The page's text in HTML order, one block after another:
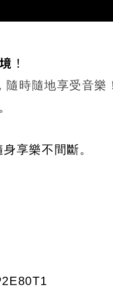
！
隨時隨地享受音樂
。
身享樂不間斷。